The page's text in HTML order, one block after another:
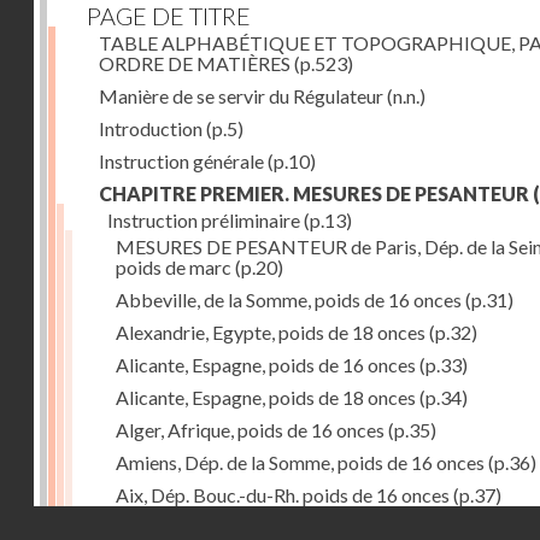
PAGE DE TITRE
TABLE ALPHABÉTIQUE ET TOPOGRAPHIQUE,
ORDRE DE MATIÈRES (p.523)
Manière de se servir du Régulateur(n.n.)
Introduction(p.5)
Instruction générale(p.10)
CHAPITRE PREMIER. MESURES DE PESANTEUR
Instruction préliminaire(p.13)
MESURES DE PESANTEUR de Paris, Dép. de la
poids de marc (p.20)
Abbeville, de la Somme, poids de 16 onces (p.31)
Alexandrie, Egypte, poids de 18 onces (p.32)
Alicante, Espagne, poids de 16 onces (p.33)
Alicante, Espagne, poids de 18 onces (p.34)
Alger, Afrique, poids de 16 onces (p.35)
Amiens, Dép. de la Somme, poids de 16 onces (p.36)
Aix, Dép. Bouc.-du-Rh. poids de 16 onces (p.37)